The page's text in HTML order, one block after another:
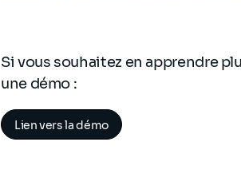
Si vous souhaitez en apprendre
une démo :
Lien vers la démo